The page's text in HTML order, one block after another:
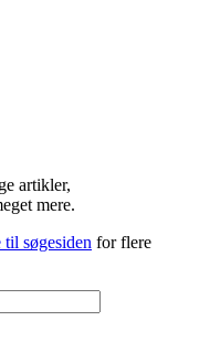
artikler,
mere.
til søgesiden for flere